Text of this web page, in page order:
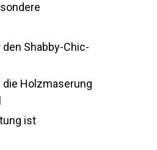
Shabby-Chic-
die Holzmaserung
ist